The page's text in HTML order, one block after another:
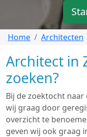
Home Architecten
Architect in
zoeken?
Bij de zoektocht
wij graag door
overzicht te
geven wij ook graag